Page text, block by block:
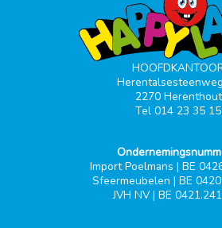
2270 Herenthout
Tel 014 23 35 15
Import Poelmans | BE
Sfeermeubelen | BE
JVH NV | BE